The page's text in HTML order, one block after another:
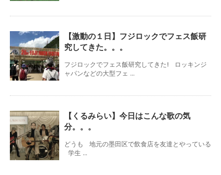
【激動の１日】フジロックでフェス飯研
究してきた。。。
フジロックでフェス飯研究してきた! ロッキンジ
ャパンなどの大型フェ ...
【くるみらい】今日はこんな歌の気
分。。。
どうも 地元の墨田区で飲食店を友達とやっている
学生 ...